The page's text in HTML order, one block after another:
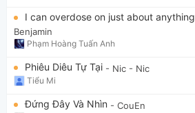
I can overdose on just about anything
Benjamin
Phạm Hoàng Tuấn Anh
Phiêu Diêu Tự Tại - Nic - Nic
Tiểu Mi
Đứng Đây Và Nhìn - CouEn